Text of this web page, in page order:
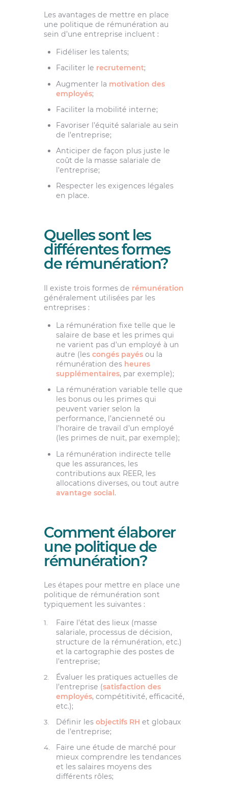
Les avantages de mettre en place
une politique de rémunération au
sein d’une entreprise incluent :
Fidéliser les talents;
Faciliter le recrutement;
Augmenter la motivation des
employés;
Faciliter la mobilité interne;
Favoriser l’équité salariale au sein
de l’entreprise;
Anticiper de façon plus juste le
coût de la masse salariale de
l’entreprise;
Respecter les exigences légales
en place.
Quelles sont les
différentes formes
de rémunération?
Il existe trois formes de rémunération
généralement utilisées par les
entreprises :
La rémunération fixe telle que le
salaire de base et les primes qui
ne varient pas d’un employé à un
autre (les congés payésou la
rémunération des heures
supplémentaires, par exemple);
La rémunération variable telle que
les bonus ou les primes qui
peuvent varier selon la
performance, l’ancienneté ou
l’horaire de travail d’un employé
(les primes de nuit, par exemple);
La rémunération indirecte telle
que les assurances, les
contributions aux REER, les
allocations diverses, ou tout autre
avantage social.
Comment élaborer
une politique de
rémunération?
Les étapes pour mettre en place une
politique de rémunération sont
typiquement les suivantes :
Faire l’état des lieux (masse
salariale, processus de décision,
structure de la rémunération, etc.)
et la cartographie des postes de
l’entreprise;
Évaluer les pratiques actuelles de
l’entreprise (satisfaction des
employés, compétitivité, efficacité,
etc.);
Définir les objectifs RH et globaux
de l’entreprise;
Faire une étude de marché pour
mieux comprendre les tendances
et les salaires moyens des
différents rôles;